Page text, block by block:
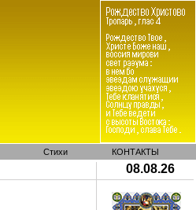
Стихи КОНТАКТЫ
08.08.26